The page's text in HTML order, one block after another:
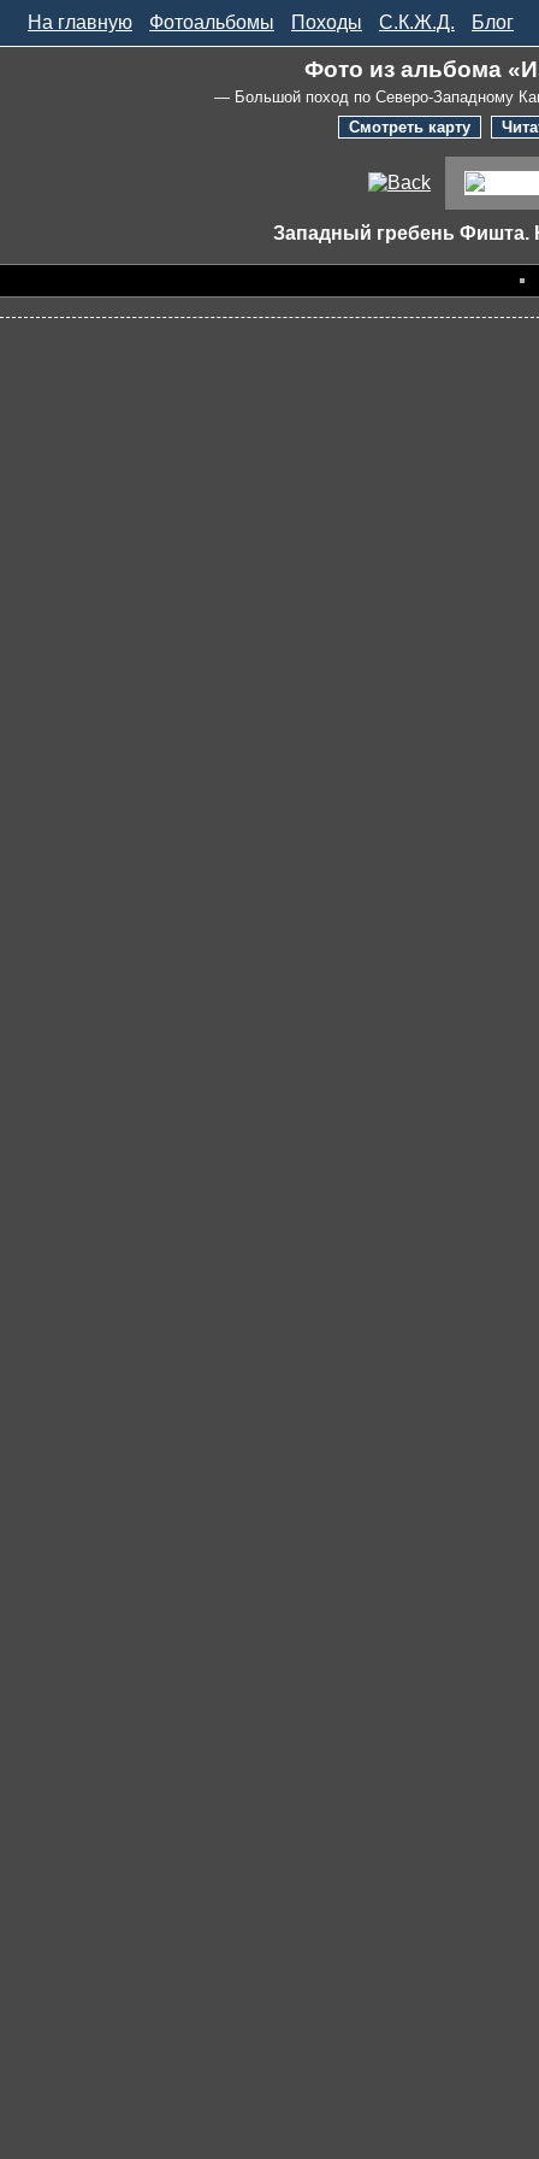
На главную Фотоальбомы Походы С.К.Ж.Д. Блог
Фото из альбома
— Большой поход по Северо-Западному
Смотреть карту
Западный гребень Фишта.